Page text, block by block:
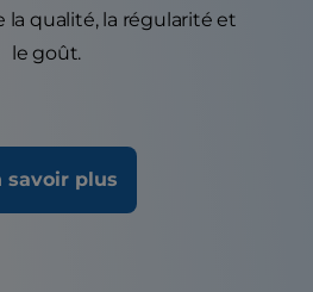
la qualité, la régularité et
le goût.
savoir plus